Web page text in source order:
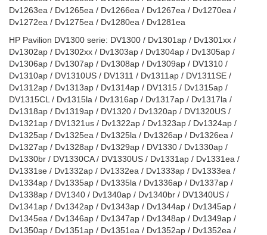
Dv1263ea / Dv1265ea / Dv1266ea / Dv1267ea / Dv1270ea /
Dv1272ea / Dv1275ea / Dv1280ea / Dv1281ea
HP Pavilion DV1300 serie: DV1300 / Dv1301ap / Dv1301xx /
Dv1302ap / Dv1302xx / Dv1303ap / Dv1304ap / Dv1305ap /
Dv1306ap / Dv1307ap / Dv1308ap / Dv1309ap / DV1310 /
Dv1310ap / DV1310US / DV1311 / Dv1311ap / DV1311SE /
Dv1312ap / Dv1313ap / Dv1314ap / DV1315 / Dv1315ap /
DV1315CL / Dv1315la / Dv1316ap / Dv1317ap / Dv1317la /
Dv1318ap / Dv1319ap / DV1320 / Dv1320ap / DV1320US /
Dv1321ap / DV1321us / Dv1322ap / Dv1323ap / Dv1324ap /
Dv1325ap / Dv1325ea / Dv1325la / Dv1326ap / Dv1326ea /
Dv1327ap / Dv1328ap / Dv1329ap / DV1330 / Dv1330ap /
Dv1330br / DV1330CA / DV1330US / Dv1331ap / Dv1331ea /
Dv1331se / Dv1332ap / Dv1332ea / Dv1333ap / Dv1333ea /
Dv1334ap / Dv1335ap / Dv1335la / Dv1336ap / Dv1337ap /
Dv1338ap / DV1340 / Dv1340ap / Dv1340br / DV1340US /
Dv1341ap / Dv1342ap / Dv1343ap / Dv1344ap / Dv1345ap /
Dv1345ea / Dv1346ap / Dv1347ap / Dv1348ap / Dv1349ap /
Dv1350ap / Dv1351ap / Dv1351ea / Dv1352ap / Dv1352ea /